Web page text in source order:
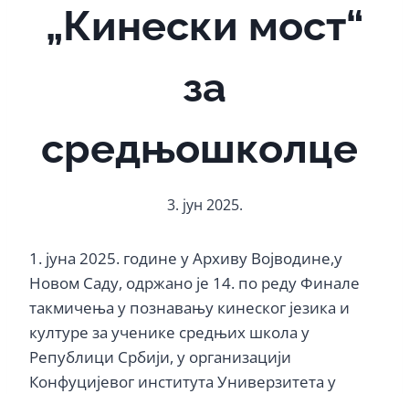
„Кинески мост“
за
средњошколце
3. јун 2025.
1. јуна 2025. године у Архиву Војводине,у
Новом Саду, одржано је 14. по реду Финале
такмичења у познавању кинеског језика и
културе за ученике средњих школа у
Републици Србији, у организацији
Конфуцијевог института Универзитета у